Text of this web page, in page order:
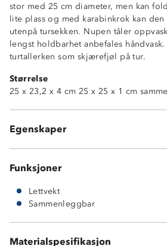
stor med 25 cm diameter, men kan
lite plass og med karabinkrok kan den
utenpå tursekken. Nupen tåler
lengst holdbarhet anbefales
turtallerken som skjærefjøl på tur.
Størrelse
25 x 23,2 x 4 cm 25 x 25 x 1 cm
Egenskaper
Sammenleggbar
Lettvekt
Karabinkrok medfølger
Funksjoner
Lettvekt
Sammenleggbar
Materialspesifikasjon
Karabinkrok med